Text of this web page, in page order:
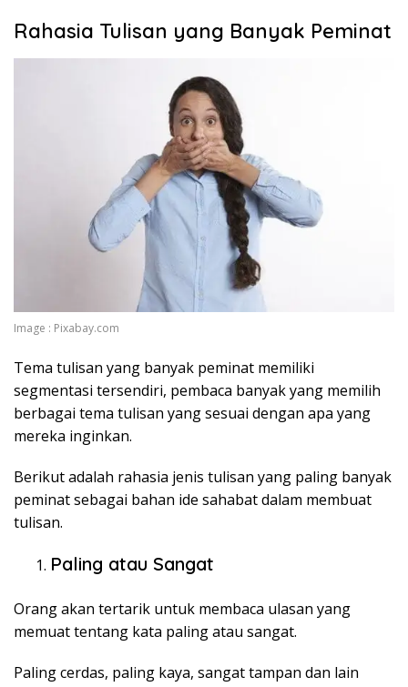
Rahasia Tulisan yang Banyak Peminat
Image : Pixabay.com
Tema tulisan yang banyak peminat memiliki
segmentasi tersendiri, pembaca banyak yang memilih
berbagai tema tulisan yang sesuai dengan apa yang
mereka inginkan.
Berikut adalah rahasia jenis tulisan yang paling banyak
peminat sebagai bahan ide sahabat dalam membuat
tulisan.
Paling atau Sangat
Orang akan tertarik untuk membaca ulasan yang
memuat tentang kata paling atau sangat.
Paling cerdas, paling kaya, sangat tampan dan lain